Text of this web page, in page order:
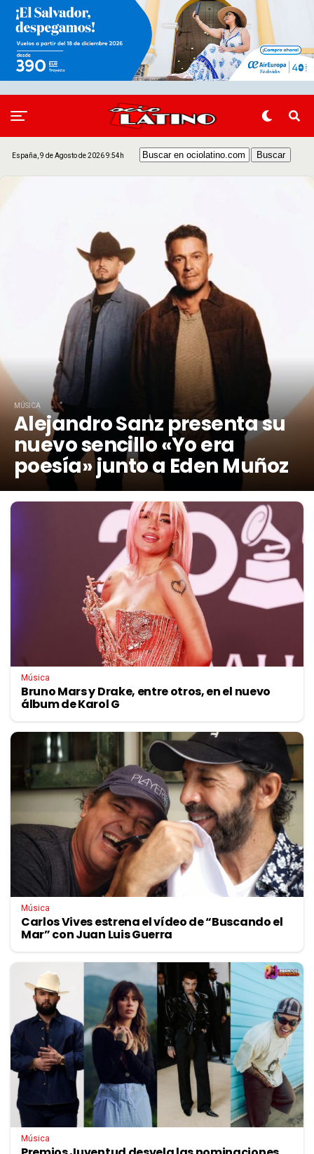
España, 9 de Agosto de 2026 9:54h
MÚSICA
Alejandro Sanz presenta su
nuevo sencillo «Yo era
poesía» junto a Eden Muñoz
Música
Bruno Mars y Drake, entre otros, en el nuevo
álbum de Karol G
Música
Carlos Vives estrena el vídeo de “Buscando el
Mar” con Juan Luis Guerra
Música